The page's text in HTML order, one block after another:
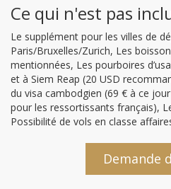
Ce qui n'est pas
Le supplément pour les villes de
Paris/Bruxelles/Zurich, Les
mentionnées, Les pourboires
et à Siem Reap (20 USD
du visa cambodgien (69 € à ce
pour les ressortissants français),
Possibilité de vols en classe
Demande